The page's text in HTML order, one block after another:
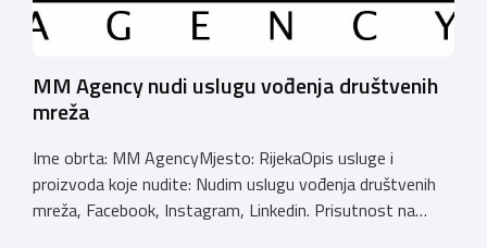
MM Agency nudi uslugu vođenja društvenih
mreža
Ime obrta: MM AgencyMjesto: RijekaOpis usluge i
proizvoda koje nudite: Nudim uslugu vođenja društvenih
mreža, Facebook, Instagram, Linkedin. Prisutnost na